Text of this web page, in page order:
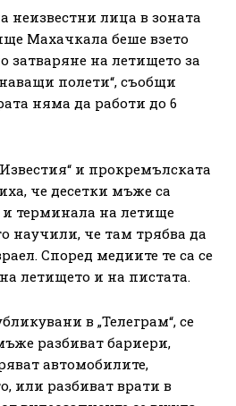
неизвестни лица в зоната
Махачкала беше взето
затваряне на летището за
полети“, съобщи
няма да работи до 6
и прокремълската
че десетки мъже са
терминала на летище
научили, че там трябва да
Според медиите те са се
летището и на пистата.
в „Телеграм“, се
разбиват бариери,
автомобилите,
или разбиват врати в